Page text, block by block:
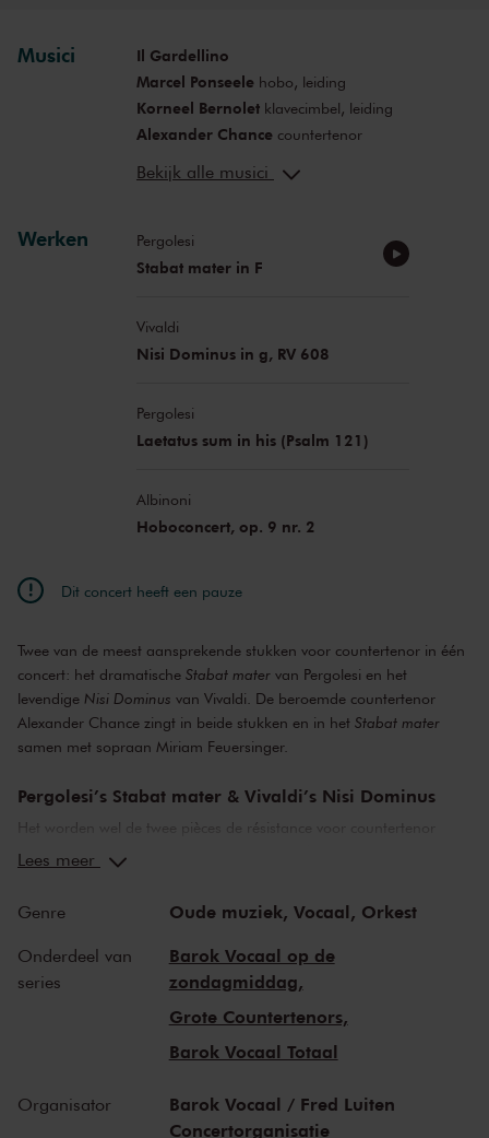
Musici
Il Gardellino
Marcel Ponseelehobo, leiding
Korneel Bernoletklavecimbel, leiding
Alexander Chancecountertenor
Miriam Feuersinger
Bekijk alle musici
Werken Pergolesi
Stabat mater in F
Vivaldi
Nisi Dominus in g, RV 608
Pergolesi
Laetatus sum in his (Psalm 121)
Albinoni
Hoboconcert, op. 9 nr. 2
Dit concert heeft een pauze
Twee van de meest aansprekende stukken voor countertenor in één
concert: het dramatische Stabat mater van Pergolesi en het
levendige Nisi Dominus van Vivaldi. De beroemde countertenor
Alexander Chance zingt in beide stukken en in het Stabat mater
samen met sopraan Miriam Feuersinger.
Pergolesi’s Stabat mater & Vivaldi’s Nisi Dominus
Het worden wel de twee pièces de résistance voor countertenor
genoemd: het aangrijpende en geliefde
herdrukte compositie van de achttiende eeuw worden! De
wereldberoemde solisten Alexander Chance en Miriam Feuersinger
zullen zorgen voor een onvergetelijke uitvoering. Twee extra’s:
Laetatus sum in hisvan Pergolesi en het orkest
op. 9, nr. 2 van Albinoni.
Alexander Chance is in korte tijd uitgegroeid tot één van de meest
Lees meer
Genre Oude muziek, Vocaal, Orkest
Onderdeel van
series
Barok Vocaal op de
zondagmiddag,
Grote Countertenors,
Barok Vocaal Totaal
Organisator
Barok Vocaal / Fred Luiten
Concertorganisatie